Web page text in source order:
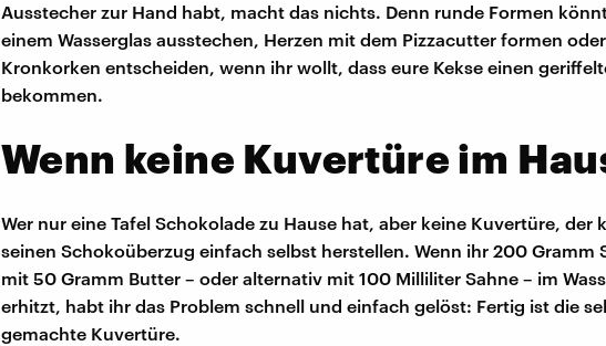
Ausstecher zur Hand habt, macht das nichts. Denn runde Formen
einem Wasserglas ausstechen, Herzen mit dem Pizzacutter formen
Kronkorken entscheiden, wenn ihr wollt, dass eure Kekse einen
bekommen.
Wenn keine Kuvertüre im
Wer nur eine Tafel Schokolade zu Hause hat, aber keine Kuvertüre, der
seinen Schokoüberzug einfach selbst herstellen. Wenn ihr 200 Gramm
mit 50 Gramm Butter – oder alternativ mit 100 Milliliter Sahne – im
erhitzt, habt ihr das Problem schnell und einfach gelöst: Fertig ist die
gemachte Kuvertüre.